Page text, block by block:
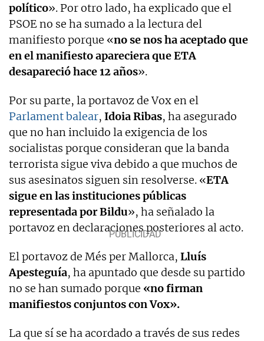
político». Por otro lado, ha explicado que el
PSOE no se ha sumado a la lectura del
manifiesto porque «no se nos ha aceptado que
en el manifiesto apareciera que ETA
desapareció hace 12 años».
Por su parte, la portavoz de Vox en el
Parlament balear, Idoia Ribas, ha asegurado
que no han incluido la exigencia de los
socialistas porque consideran que la banda
terrorista sigue viva debido a que muchos de
sus asesinatos siguen sin resolverse. «ETA
sigue en las instituciones públicas
representada por Bildu», ha señalado la
portavoz en declaraciones posteriores al acto.
El portavoz de Més per Mallorca, Lluís
Apesteguía, ha apuntado que desde su partido
no se han sumado porque «no firman
manifiestos conjuntos con Vox».
La que sí se ha acordado a través de sus redes